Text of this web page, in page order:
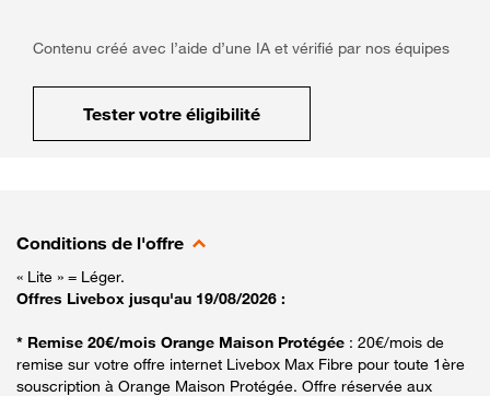
Contenu créé avec l’aide d’une IA et vérifié par nos équipes
Tester votre éligibilité
Conditions de l'offre
« Lite » = Léger.
Offres Livebox jusqu'au 19/08/2026 :
* Remise 20€/mois Orange Maison Protégée : 20€/mois de
remise sur votre offre internet Livebox Max Fibre pour toute 1ère
souscription à Orange Maison Protégée. Offre réservée aux